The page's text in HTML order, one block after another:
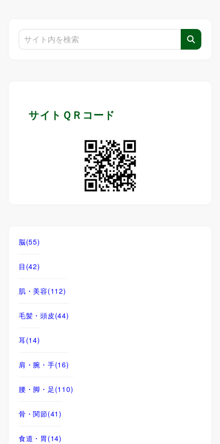
サイトＱＲコード
脳(55)
目 (42)
肌・美容(112)
毛髪・頭皮(44)
耳(14)
肩・腕・手(16)
腰・脚・足 (110)
骨・関節(41)
食道・胃 (14)